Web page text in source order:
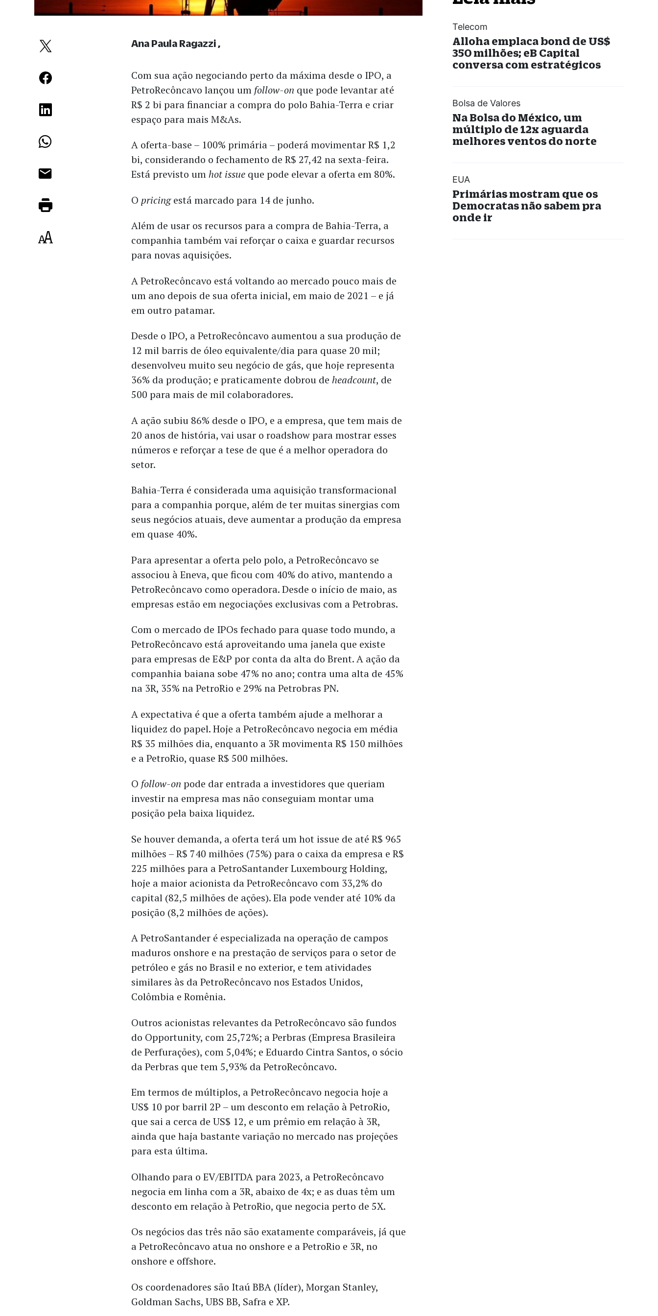
Com sua ação negociando perto da máxima desde o IPO, a
PetroRecôncavo lançou um follow-on que pode levantar até
R$ 2 bi parafinanciar a compra do polo Bahia-Terra e criar
espaço para mais M&As.
A oferta-base – 100% primária – poderá movimentar R$ 1,2
bi, considerando o fechamento de R$ 27,42 na sexta-feira.
Está previsto umhot issue que pode elevar a oferta em 80%.
O pricingestá marcado para 14 de junho.
Além de usar os recursos para a compra de Bahia-Terra, a
companhia também vai reforçar o caixa e guardar recursos
para novas aquisições.
A PetroRecôncavo está voltando ao mercado pouco mais de
um ano depois de sua oferta inicial, em maio de 2021 – e já
em outro patamar.
Desde o IPO, a PetroRecôncavo aumentou a sua produção de
12 mil barris de óleo equivalente/dia para quase 20 mil;
desenvolveu muito seu negócio de gás, que hoje representa
36% da produção; e praticamente dobrou deheadcount, de
500 para mais de mil colaboradores.
A ação subiu 86% desde o IPO, e a empresa, que tem mais de
20 anos de história, vai usar o roadshow para mostrar esses
números e reforçar a tese de que é a melhor operadora do
setor.
Bahia-Terra é considerada uma aquisição transformacional
para a companhia porque, além de ter muitas sinergias com
seus negócios atuais, deve aumentar a produção da empresa
em quase 40%.
Para apresentar a oferta pelo polo, a PetroRecôncavo se
associou à Eneva, que ficou com 40% do ativo, mantendo a
PetroRecôncavo como operadora. Desde o início de maio, as
empresas estão em negociações exclusivas com a Petrobras.
Com o mercado de IPOs fechado para quase todo mundo, a
PetroRecôncavo está aproveitando uma janela que existe
para empresas de E&P por conta da alta do Brent. A ação da
companhia baiana sobe 47% no ano; contra uma alta de 45%
na 3R, 35% na PetroRio e 29% na Petrobras PN.
A expectativa é que a oferta também ajude a melhorar a
liquidez do papel. Hoje a PetroRecôncavo negocia em média
R$ 35 milhões dia, enquanto a 3R movimenta R$ 150 milhões
e a PetroRio, quase R$ 500 milhões.
O follow-on pode dar entrada a investidores que queriam
investir na empresa mas não conseguiam montar uma
posição pela baixa liquidez.
Se houver demanda, a oferta terá um hot issue de até R$ 965
milhões – R$ 740 milhões (75%) para o caixa da empresa e R$
225 milhões para a PetroSantander Luxembourg Holding,
hoje a maior acionista da PetroRecôncavo com 33,2% do
capital (82,5 milhões de ações). Ela pode vender até 10% da
posição (8,2 milhões de ações).
A PetroSantander é especializada na operação de campos
maduros onshore e na prestação de serviços para o setor de
petróleo e gás no Brasil e no exterior, e tem atividades
similares às da PetroRecôncavo nos Estados Unidos,
Colômbia e Romênia.
Outros acionistas relevantes da PetroRecôncavo são fundos
do Opportunity, com 25,72%; a Perbras (Empresa Brasileira
de Perfurações), com 5,04%; e Eduardo Cintra Santos, o sócio
da Perbras que tem 5,93% da PetroRecôncavo.
Em termos de múltiplos, a PetroRecôncavo negocia hoje a
US$ 10 por barril 2P – um desconto em relação à PetroRio,
que sai a cerca de US$ 12, e um prêmio em relação à 3R,
ainda que haja bastante variação no mercado nas projeções
para esta última.
Olhando para o EV/EBITDA para 2023, a PetroRecôncavo
negocia em linha com a 3R, abaixo de 4x; e as duas têm um
desconto em relação à PetroRio, que negocia perto de 5X.
Os negócios das três não são exatamente comparáveis, já que
a PetroRecôncavo atua no onshore e a PetroRio e 3R, no
onshore e offshore.
Os coordenadores são Itaú BBA (líder), Morgan Stanley,
Goldman Sachs, UBS BB, Safra e XP.
Ana Paula Ragazzi
Telecom
Alloha emplaca bond de US$
350 milhões; eB Capital
conversa com estratégicos
Bolsa de Valores
Na Bolsa do México, um
múltiplo de 12x aguarda
melhores ventos do norte
EUA
Primárias mostram que os
Democratas não sabem pra
onde ir